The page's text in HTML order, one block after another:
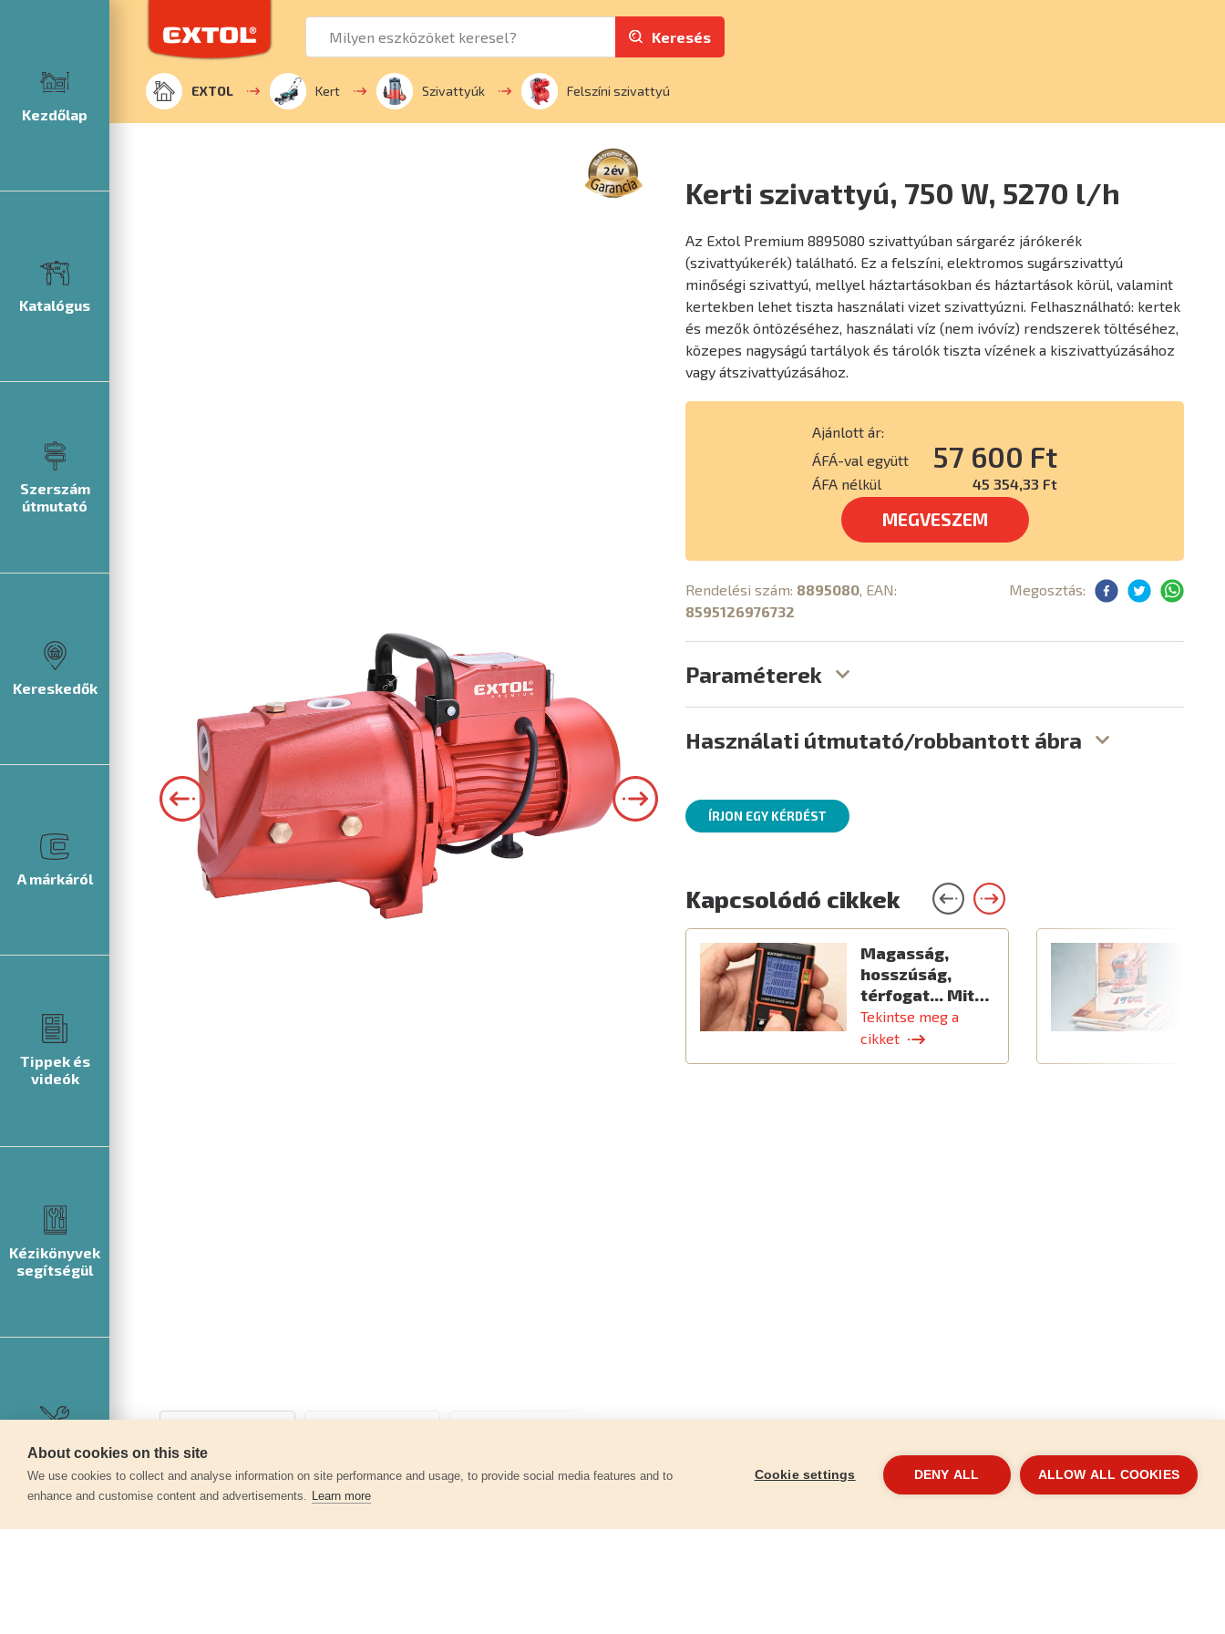
Kezdőlap
Katalógus
Szerszám
útmutató
Kereskedők
A márkáról
Tippek és
videók
Kézikönyvek
segítségül
Szerviz
Keresés
EXTOL Kert Szivattyúk Felszíni szivattyú
Kerti szivattyú, 750 W, 5270 l/h
Az Extol Premium 8895080 szivattyúban sárgaréz járókerék
(szivattyúkerék) található. Ez a felszíni, elektromos sugárszivattyú
minőségi szivattyú, mellyel háztartásokban és háztartások körül, valamint
kertekben lehet tiszta használati vizet szivattyúzni. Felhasználható: kertek
és mezők öntözéséhez, használati víz (nem ivóvíz) rendszerek töltéséhez,
közepes nagyságú tartályok és tárolók tiszta vízének a kiszivattyúzásához
vagy átszivattyúzásához.
Ajánlott ár:
ÁFÁ-val együtt
57 600 Ft
ÁFA nélkül 45 354,33 Ft
MEGVESZEM
Rendelési szám: 8895080, EAN:
8595126976732
Megosztás:
Paraméterek
Használati útmutató/robbantott ábra
ÍRJON EGY KÉRDÉST
Kapcsolódó cikkek
Magasság,
hosszúság,
térfogat... Mit…
Tekintse meg a
cikket
About cookies on this site
We use cookies to collect and analyse information on site performance and usage, to provide social media features and to
enhance and customise content and advertisements. Learn more
Cookie settings DENY ALL ALLOW ALL COOKIES